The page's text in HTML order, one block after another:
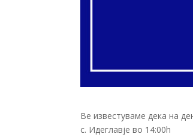
Ве известуваме дека на
с. Идеглавје во 14:00h